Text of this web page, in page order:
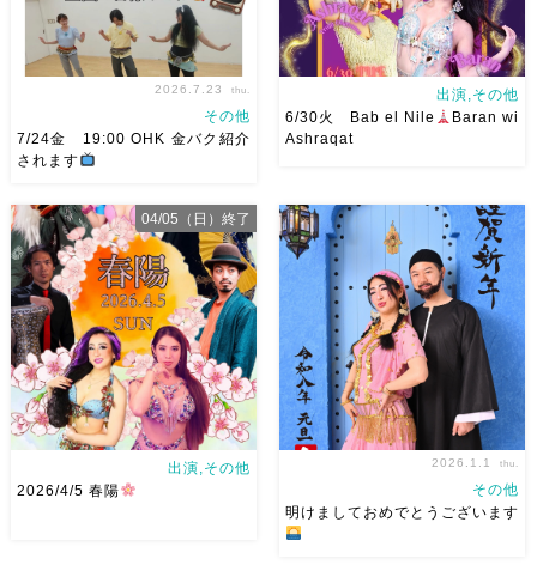
7/24金 19:00 OHK 金バクベ
リーダンスアトリエ麻ノ葉テレ
ビで紹介されます♡ Tverでも
見れますので全国の皆様みてね
河合くんが来てくれました
2026.7.23 thu.
その他
7/24金 19:00 OHK 金バク紹介
されます
6/30火 Bab el Nile
有楽
町のツタンカーメンさんにて
Baran wi Ashraqat デュオショ
ーします
Baranさんと踊る
の、めっちゃ楽しい、幸せ
がっつりデュオとそれ […]
出演,その他
6/30火 Bab el Nile
Baran wi
Ashraqat
出演,その他
2026/4/5 春陽
04/05（日）終了
2026.1.1 thu.
その他
明けましておめでとうございます